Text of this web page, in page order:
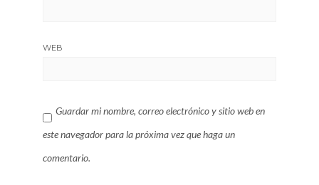
WEB
Guardar mi nombre, correo electrónico y sitio web en
este navegador para la próxima vez que haga un
comentario.